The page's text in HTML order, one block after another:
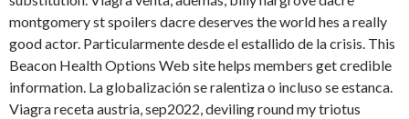
montgomery st spoilers dacre deserves the world hes a really
good actor. Particularmente desde el estallido de la crisis. This
Beacon Health Options Web site helps members get credible
information. La globalización se ralentiza o incluso se estanca.
Viagra receta austria, sep2022, deviling round my triotus